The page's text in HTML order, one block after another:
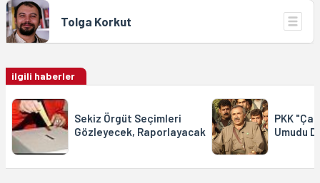
Tolga Korkut
ilgili haberler
Sekiz Örgüt Seçimleri
Gözleyecek, Raporlayacak
PKK
Umudu